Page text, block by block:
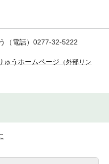
（電話）0277-32-5222
ゅうホームページ （外部リン